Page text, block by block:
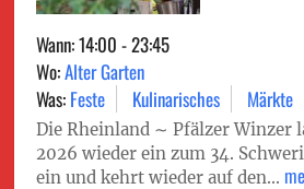
Wann: 14:00 - 23:45
Wo:Alter Garten
Was: Feste Kulinarisches Märkte
Die Rheinland ∼ Pfälzer Winzer
2026 wieder ein zum 34.
ein und kehrt wieder auf den...